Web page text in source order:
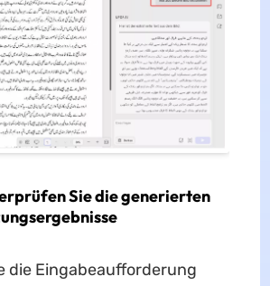
Sie die generierten
die Eingabeaufforderung